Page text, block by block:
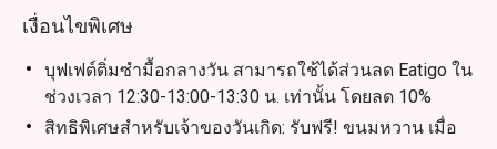
เงื่อนไขพิเศษ
บุฟเฟต์ติ่มซำมื้อกลางวัน สามารถใช้ได้ส่วนลด Eatigo ใน
ช่วงเวลา 12:30-13:00-13:30 น. เท่านั้น โดยลด 10%
สิทธิพิเศษสำหรับเจ้าของวันเกิด: รับฟรี! ขนมหวาน เมื่อ